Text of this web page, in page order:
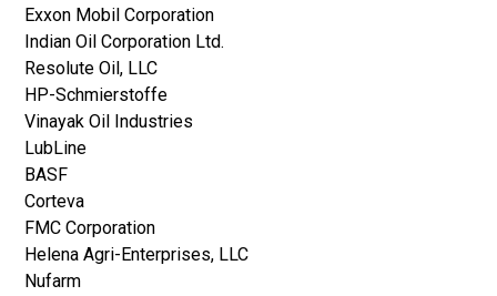
Exxon Mobil Corporation
Indian Oil Corporation Ltd.
Resolute Oil, LLC
HP-Schmierstoffe
Vinayak Oil Industries
LubLine
BASF
Corteva
FMC Corporation
Helena Agri-Enterprises, LLC
Nufarm